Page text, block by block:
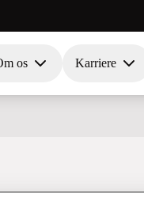
os Karriere